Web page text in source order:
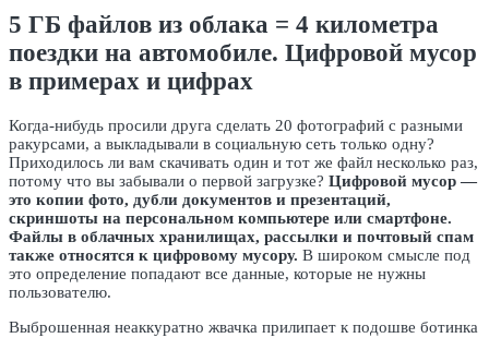
5 ГБ файлов из облака = 4 километра
поездки на автомобиле. Цифровой мусор
в примерах и цифрах
Когда-нибудь просили друга сделать 20 фотографий с разными
ракурсами, а выкладывали в социальную сеть только одну?
Приходилось ли вам скачивать один и тот же файл несколько раз,
потому что вы забывали о первой загрузке? Цифровой мусор —
это копии фото, дубли документов и презентаций,
скриншоты на персональном компьютере или смартфоне.
Файлы в облачных хранилищах, рассылки и почтовый спам
также относятся к цифровому мусору. В широком смысле под
это определение попадают все данные, которые не нужны
пользователю.
Выброшенная неаккуратно жвачка прилипает к подошве ботинка